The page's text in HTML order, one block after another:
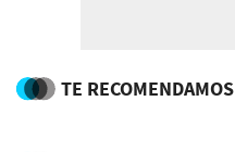
TE RECOMENDAMOS